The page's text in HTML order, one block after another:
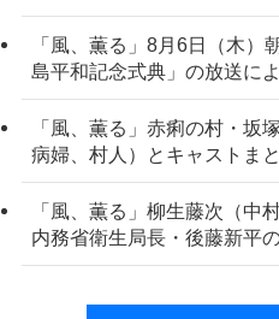
「風、薫る」8月6日（木
島平和記念式典」の放送に
「風、薫る」赤痢の村・
病婦、村人）とキャストま
「風、薫る」柳生藤次（中
内務省衛生局長・後藤新平